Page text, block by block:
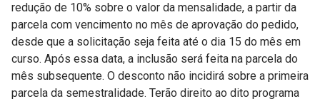
redução de 10% sobre o valor da mensalidade, a partir da
parcela com vencimento no mês de aprovação do pedido,
desde que a solicitação seja feita até o dia 15 do mês em
curso. Após essa data, a inclusão será feita na parcela do
mês subsequente. O desconto não incidirá sobre a primeira
parcela da semestralidade. Terão direito ao dito programa